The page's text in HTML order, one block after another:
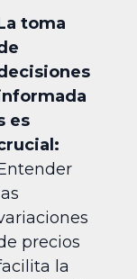
toma
es
precios
la